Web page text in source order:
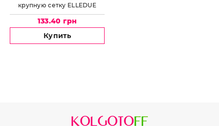
крупную сетку ELLEDUE
Large Net
133.40 грн
Купить